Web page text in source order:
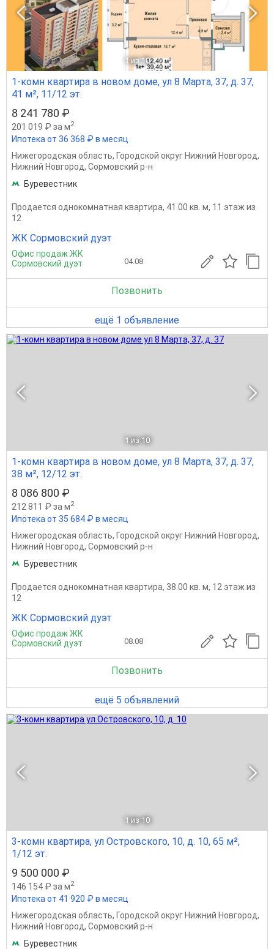
1 из 10
1-комн квартира в новом доме, ул 8 Марта, 37, д. 37,
41 м², 11/12 эт.
8 241 780 ₽
201 019 ₽ за м2
Ипотека от 36 368 ₽ в месяц
Нижегородская область, Городской округ Нижний Новгород,
Нижний Новгород, Сормовский р-н
Буревестник
Продается однокомнатная квартира, 41.00 кв. м, 11 этаж из
12
ЖК Сормовский дуэт
Офис продаж ЖК
Сормовский дуэт
04.08
Позвонить
ещё 1 объявление
1 из 10
1-комн квартира в новом доме, ул 8 Марта, 37, д. 37,
38 м², 12/12 эт.
8 086 800 ₽
212 811 ₽ за м2
Ипотека от 35 684 ₽ в месяц
Нижегородская область, Городской округ Нижний Новгород,
Нижний Новгород, Сормовский р-н
Буревестник
Продается однокомнатная квартира, 38.00 кв. м, 12 этаж из
12
ЖК Сормовский дуэт
Офис продаж ЖК
Сормовский дуэт
08.08
Позвонить
ещё 5 объявлений
1 из 10
3-комн квартира, ул Островского, 10, д. 10, 65 м²,
1/12 эт.
9 500 000 ₽
146 154 ₽ за м2
Ипотека от 41 920 ₽ в месяц
Нижегородская область, Городской округ Нижний Новгород,
Нижний Новгород, Сормовский р-н
Буревестник